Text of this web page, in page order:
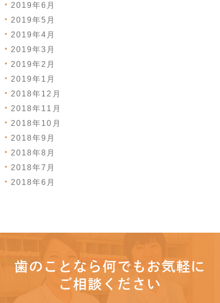
2019年6月
2019年5月
2019年4月
2019年3月
2019年2月
2019年1月
2018年12月
2018年11月
2018年10月
2018年9月
2018年8月
2018年7月
2018年6月
歯のことなら何でもお気軽に
ご相談ください